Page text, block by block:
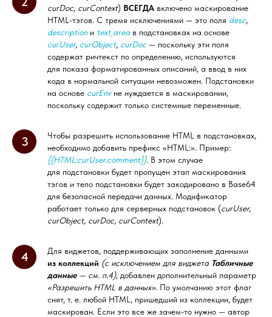
curDoc, curContext) ВСЕГДА включено маскирование
HTML-тэгов. С тремя исключениями — это поля desc,
description и text_areaв подстановках на основе
curUser, curObject, curDoc— поскольку эти поля
содержат ричтекст по определению, используются
для показа форматированных описаний, а ввод в них
кода в нормальной ситуации невозможен. Подстановки
на основе curEnvне нуждается в маскировании,
поскольку содержит только системные переменные.
3
Чтобы разрешить использование HTML в подстановках,
необходимо добавить префикс «HTML:». Пример:
{{HTML:curUser.comment}}. В этом случае
для подстановки будет пропущен этап маскирования
тэгов и тело подстановки будет закодировано в Base64
для безопасной передачи данных. Модификатор
работает только для серверных подстановок (curUser,
curObject, curDoc, curContext).
4
Для виджетов, поддерживающих заполнение данными
из коллекций (с исключением для виджета Табличные
данные— см. п.4), добавлен дополнительный параметр
«Разрешить HTML в данных». По умолчанию этот флаг
снят, т. е. любой HTML, пришедший из коллекции, будет
маскирован. Если это все же зачем-то нужно — автор